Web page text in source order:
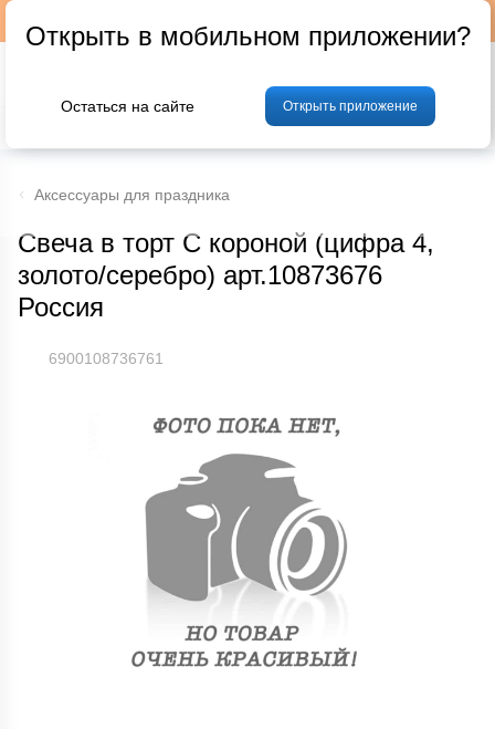
Фрукты и овощи Мясо Птица
Аксессуары для праздника
Свеча в торт С короной (цифра 4,
золото/серебро) арт.10873676
Россия
6900108736761
Открыть в мобильном приложении?
Остаться на сайте Открыть приложение